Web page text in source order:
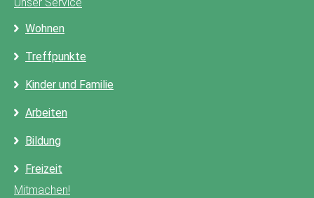
Wohnen
Treffpunkte
Kinder und Familie
Arbeiten
Bildung
Freizeit
Mitmachen!